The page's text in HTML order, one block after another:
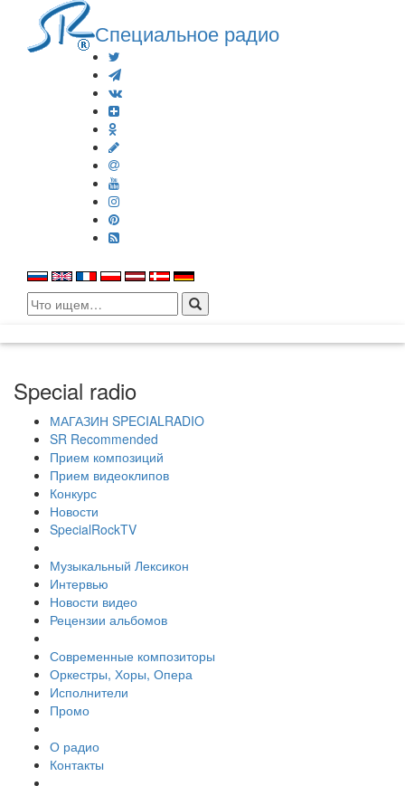
Специальное радио
Search
for:
Special radio
МАГАЗИН SPECIALRADIO
SR Recommended
Прием композиций
Прием видеоклипов
Конкурс
Новости
SpecialRockTV
Музыкальный Лексикон
Интервью
Новости видео
Рецензии альбомов
Современные композиторы
Оркестры, Хоры, Опера
Исполнители
Промо
О радио
Контакты